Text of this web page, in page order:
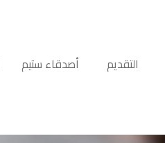
التقديم أصدقاء ستيم